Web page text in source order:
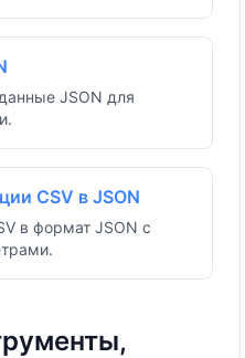
JSON для
CSV в JSON
в формат JSON с